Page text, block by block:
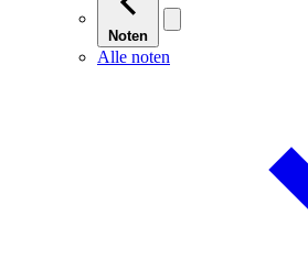
Noten
Alle noten